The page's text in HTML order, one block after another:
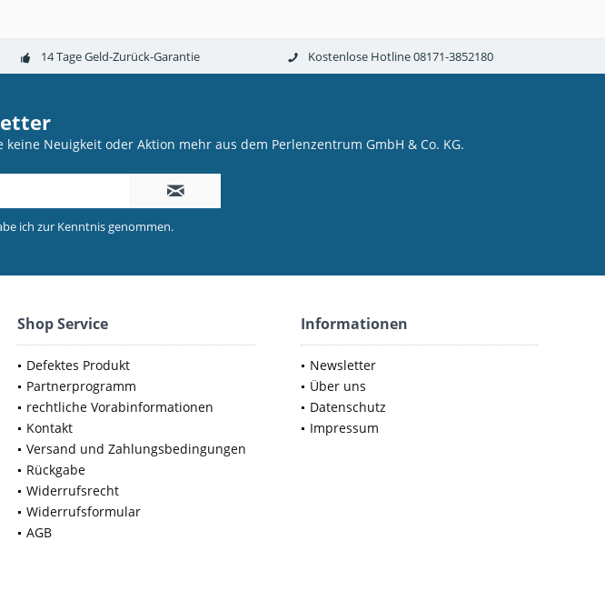
14 Tage Geld-Zurück-Garantie Kostenlose Hotline 08171-3852180
Neuigkeit oder Aktion mehr aus dem Perlenzentrum GmbH & Co. KG.
ich zur Kenntnis genommen.
Shop Service
Defektes Produkt
Partnerprogramm
rechtliche Vorabinformationen
Kontakt
Versand und Zahlungsbedingungen
Rückgabe
Widerrufsrecht
Widerrufsformular
AGB
Informationen
Newsletter
Über uns
Datenschutz
Impressum